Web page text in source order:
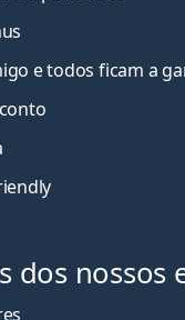
e todos ficam a
dos nossos